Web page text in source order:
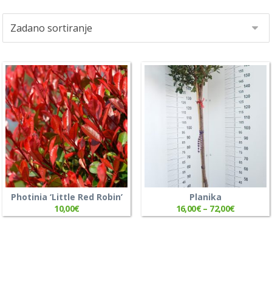
Photinia ‘Little Red Robin’
10,00€
Planika
16,00€– 72,00€